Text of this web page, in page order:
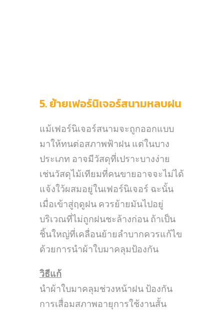
5. ย้ายเฟอร์นิเจอร์สนามหลบฝน
แม้เฟอร์นิเจอร์สนามจะถูกออกแบบ
มาให้ทนต่อสภาพฟ้าฝน แต่ในบาง
ประเภท อาจมีวัสดุที่เปราะบางง่าย
เช่นวัสดุไม้เทียมที่คนขายอาจจะไม่ได้
แจ้งใว้ผสมอยู่ในเฟอร์นิเจอร์ ฉะนั้น
เมื่อเข้าสู่ฤดูฝน ควรย้ายมันไปอยู่
บริเวณที่ไม่ถูกฝนชะล้างก่อน ถ้าเป็น
ชิ้นใหญ่ที่เคลื่อนย้ายลำบากควรแก้ไข
ด้วยการนำผ้าใบมาคลุมป้องกัน
วิธีแก้
นำผ้าใบมาคลุมช่วงหน้าฝน ป้องกัน
การเสื่อมสภาพอายุการใช้งานสั้น